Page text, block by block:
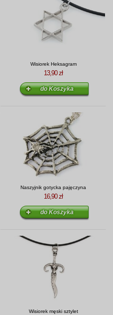
Wisiorek Heksagram
13,90 zł
Naszyjnik gotycka pajęczyna
16,90 zł
Wisiorek męski sztylet